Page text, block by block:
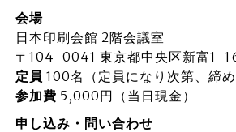
会場
日本印刷会館 2階会議室
〒104-0041 東京都中央区新富1-
定員 100名（定員になり次第、締め
参加費 5,000円（当日現金）
申し込み・問い合わせ